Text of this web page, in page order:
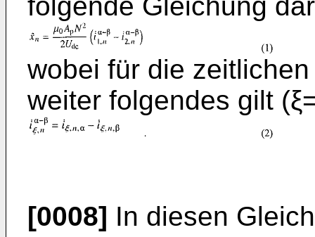
folgende Gleichung
wobei für die
weiter folgendes gilt
[0008] In diesen